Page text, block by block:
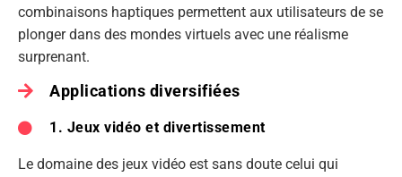
combinaisons haptiques permettent aux utilisateurs de se
plonger dans des mondes virtuels avec une réalisme
surprenant.
Applications diversifiées
1. Jeux vidéo et divertissement
Le domaine des jeux vidéo est sans doute celui qui